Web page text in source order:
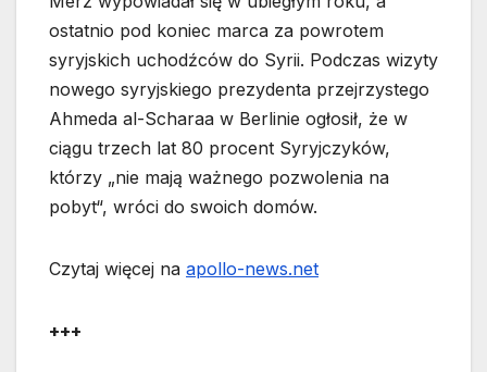
ostatnio pod koniec marca za powrotem
syryjskich uchodźców do Syrii. Podczas wizyty
nowego syryjskiego prezydenta przejrzystego
Ahmeda al-Scharaa w Berlinie ogłosił, że w
ciągu trzech lat 80 procent Syryjczyków,
którzy „nie mają ważnego pozwolenia na
pobyt“, wróci do swoich domów.
Czytaj więcej na apollo-news.net
+++